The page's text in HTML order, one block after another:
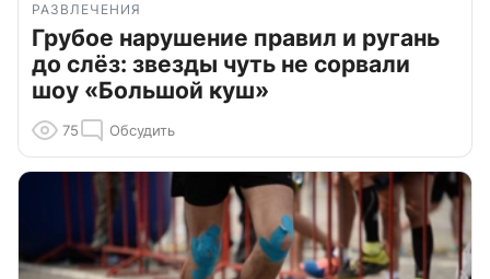
РАЗВЛЕЧЕНИЯ
Грубое нарушение правил и ругань
до слёз: звезды чуть не сорвали
шоу «Большой куш»
75 Обсудить